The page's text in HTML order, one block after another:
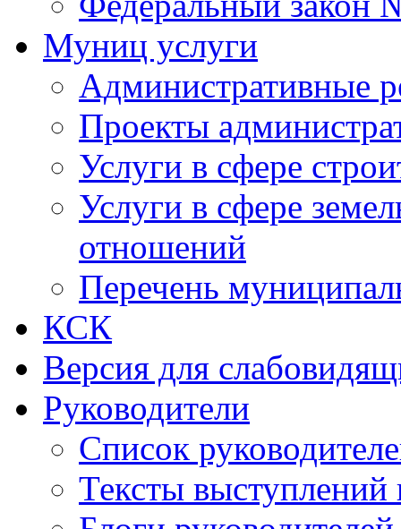
Муниц услуги
Административные
Проекты
Услуги в сфере
Услуги в сфере
отношений
Перечень
КСК
Версия для
Руководители
Список
Тексты выступлений